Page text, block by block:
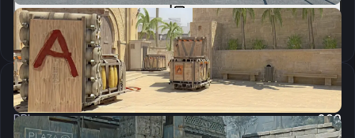
Скопировать
Настройки мыши
DPI:
800